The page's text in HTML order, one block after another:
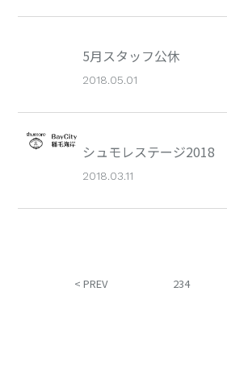
5月スタッフ公休
2018.05.01
シュモレステージ2018
2018.03.11
< PREV 234